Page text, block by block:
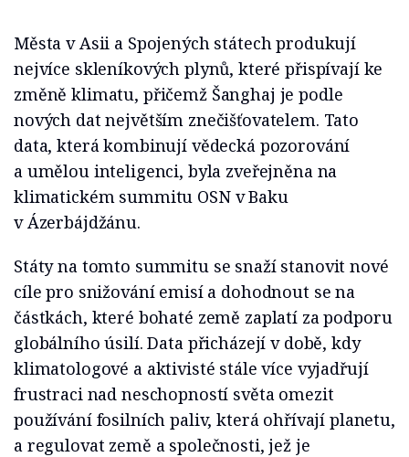
Města v Asii a Spojených státech produkují
nejvíce skleníkových plynů, které přispívají ke
změně klimatu, přičemž Šanghaj je podle
nových dat největším znečišťovatelem. Tato
data, která kombinují vědecká pozorování
a umělou inteligenci, byla zveřejněna na
klimatickém summitu OSN v Baku
v Ázerbájdžánu.
Státy na tomto summitu se snaží stanovit nové
cíle pro snižování emisí a dohodnout se na
částkách, které bohaté země zaplatí za podporu
globálního úsilí. Data přicházejí v době, kdy
klimatologové a aktivisté stále více vyjadřují
frustraci nad neschopností světa omezit
používání fosilních paliv, která ohřívají planetu,
a regulovat země a společnosti, jež je